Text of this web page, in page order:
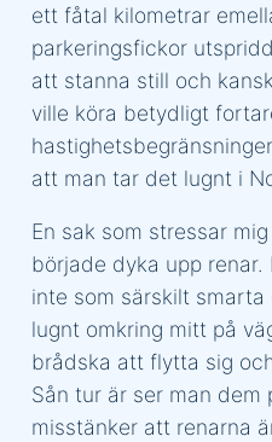
ett fåtal kilometrar
parkeringsfickor
att stanna still och
ville köra betydligt
att man tar det lugnt i
En sak som stressar
började dyka upp
inte som särskilt
lugnt omkring mitt på
brådska att flytta sig
Sån tur är ser man
misstänker att renarna